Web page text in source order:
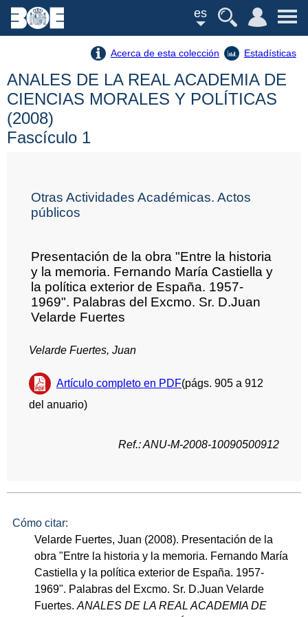
es
Acerca de esta colección Estadísticas
ANALES DE LA REAL ACADEMIA DE
CIENCIAS MORALES Y POLÍTICAS
(2008)
Fascículo 1
Otras Actividades Académicas. Actos
públicos
Presentación de la obra "Entre la historia
y la memoria. Fernando María Castiella y
la política exterior de España. 1957-
1969". Palabras del Excmo. Sr. D.Juan
Velarde Fuertes
Velarde Fuertes, Juan
Artículo completo en PDF(págs. 905 a 912
del anuario)
Ref.: ANU-M-2008-10090500912
Cómo citar:
Velarde Fuertes, Juan (2008). Presentación de la
obra "Entre la historia y la memoria. Fernando María
Castiella y la política exterior de España. 1957-
1969". Palabras del Excmo. Sr. D.Juan Velarde
Fuertes.ANALES DE LA REAL ACADEMIA DE